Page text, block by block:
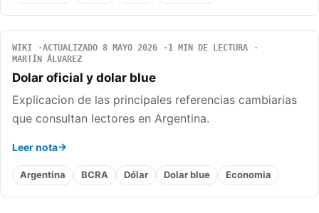
WIKI ACTUALIZADO 8 MAYO 2026
1 MIN DE LECTURA
MARTÍN ÁLVAREZ
Dolar oficial y dolar blue
Explicacion de las principales referencias cambiarias
que consultan lectores en Argentina.
Leer nota
Argentina BCRA Dólar Dolar blue Economia